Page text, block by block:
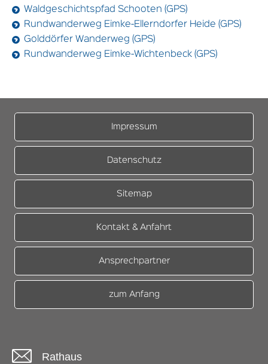
Waldgeschichtspfad Schooten (GPS)
Rundwanderweg Eimke-Ellerndorfer Heide (GPS)
Golddörfer Wanderweg (GPS)
Rundwanderweg Eimke-Wichtenbeck (GPS)
Impressum
Datenschutz
Sitemap
Kontakt & Anfahrt
Ansprechpartner
zum Anfang
Rathaus